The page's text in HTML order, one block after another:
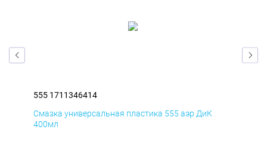
555 1711346414
Смазка универсальная пластика 555 аэр ДиК
400мл